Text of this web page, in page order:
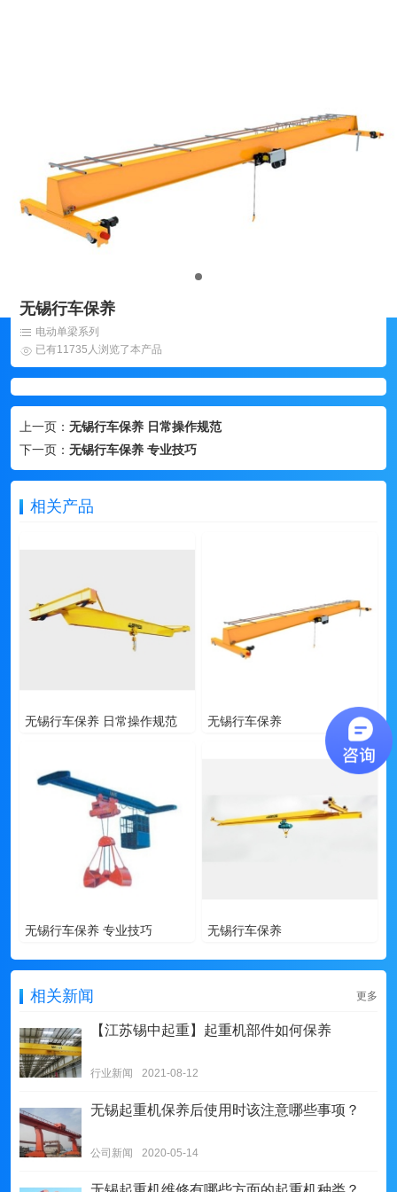
无锡行车保养
电动单梁系列
已有11735人浏览了本产品
上一页： 无锡行车保养 日常操作规范
下一页： 无锡行车保养 专业技巧
相关产品
无锡行车保养 日常操作规范 无锡行车保养
无锡行车保养 专业技巧 无锡行车保养
相关新闻 更多
【江苏锡中起重】起重机部件如何保养
行业新闻 2021-08-12
无锡起重机保养后使用时该注意哪些事项？
公司新闻 2020-05-14